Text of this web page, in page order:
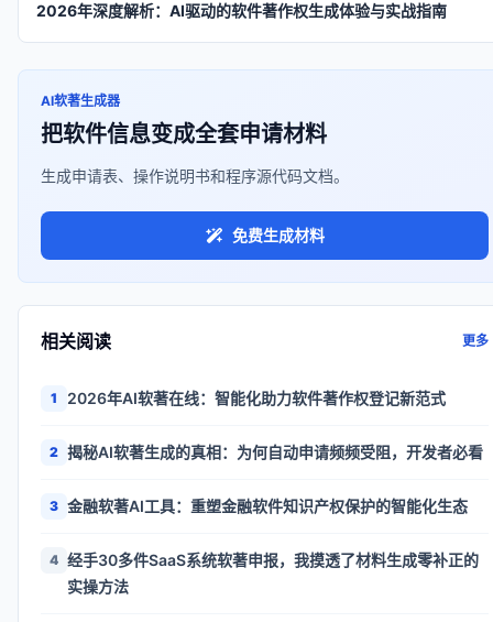
2026年深度解析：AI驱动的软件著作权生成体验与实战指南
AI软著生成器
把软件信息变成全套申请材料
生成申请表、操作说明书和程序源代码文档。
免费生成材料
相关阅读 更多
1 2026年AI软著在线：智能化助力软件著作权登记新范式
2 揭秘AI软著生成的真相：为何自动申请频频受阻，开发者必看
3 金融软著AI工具：重塑金融软件知识产权保护的智能化生态
4 经手30多件SaaS系统软著申报，我摸透了材料生成零补正的
实操方法